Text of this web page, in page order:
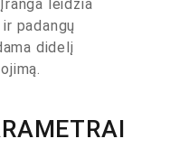
leidžia
padangų
didelį